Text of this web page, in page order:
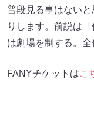
普段見る事はない
りします。前説は
は劇場を制する。全
FANYチケットはこ